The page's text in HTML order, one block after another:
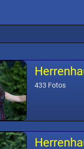
433 Fotos